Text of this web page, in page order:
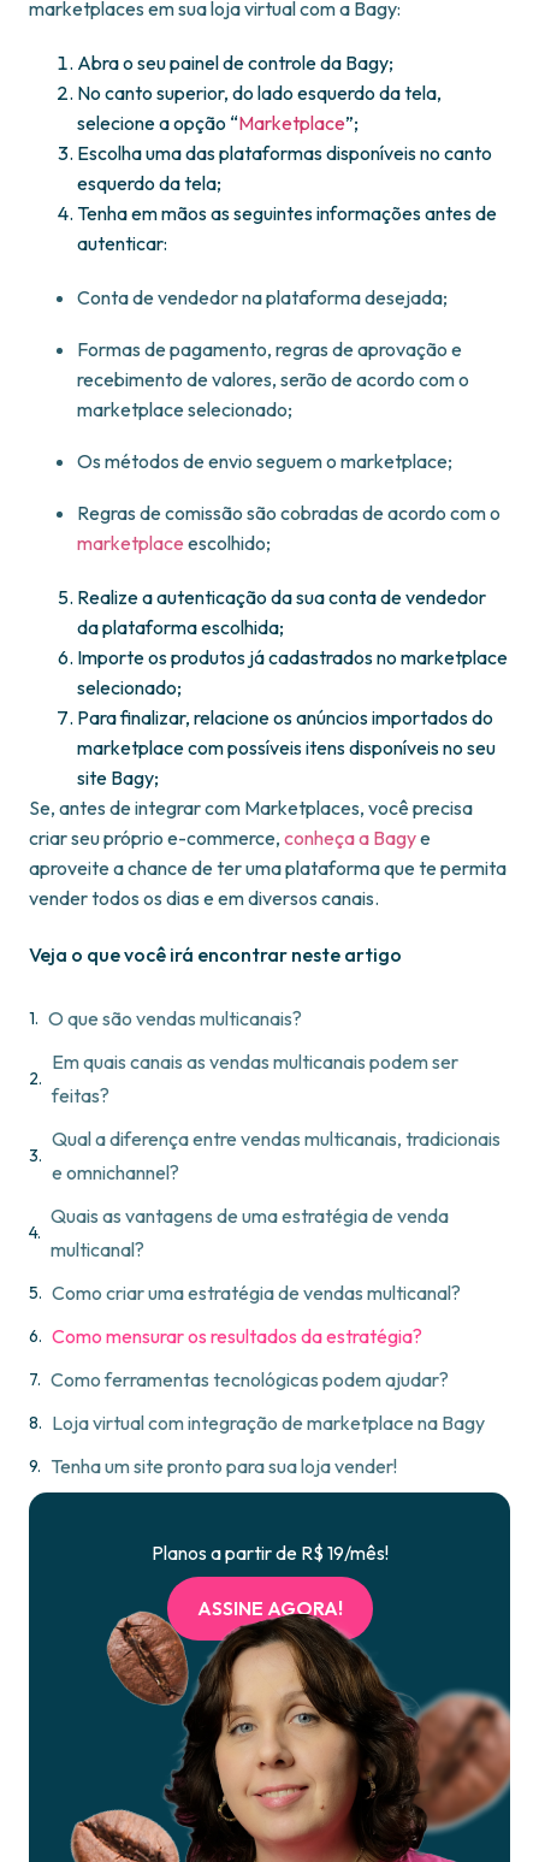
marketplaces em sua loja virtual com a Bagy:
Abra o seu painel de controle da Bagy;
No canto superior, do lado esquerdo da tela,
selecione a opção “Marketplace”;
Escolha uma das plataformas disponíveis no canto
esquerdo da tela;
Tenha em mãos as seguintes informações antes de
autenticar:
Conta de vendedor na plataforma desejada;
Formas de pagamento, regras de aprovação e
recebimento de valores, serão de acordo com o
marketplace selecionado;
Os métodos de envio seguem o marketplace;
Regras de comissão são cobradas de acordo com o
marketplace escolhido;
Realize a autenticação da sua conta de vendedor
da plataforma escolhida;
Importe os produtos já cadastrados no marketplace
selecionado;
Para finalizar, relacione os anúncios importados do
marketplace com possíveis itens disponíveis no seu
site Bagy;
Se, antes de integrar com Marketplaces, você precisa
criar seu próprio e-commerce, conheça a Bagye
aproveite a chance de ter uma plataforma que te permita
vender todos os dias e em diversos canais.
Veja o que você irá encontrar neste artigo
O que são vendas multicanais?
Em quais canais as vendas multicanais podem ser
feitas?
Qual a diferença entre vendas multicanais, tradicionais
e omnichannel?
Quais as vantagens de uma estratégia de venda
multicanal?
Como criar uma estratégia de vendas multicanal?
Como mensurar os resultados da estratégia?
Como ferramentas tecnológicas podem ajudar?
Loja virtual com integração de marketplace na Bagy
Tenha um site pronto para sua loja vender!
Planos a partir de R$ 19/mês!
ASSINE AGORA!